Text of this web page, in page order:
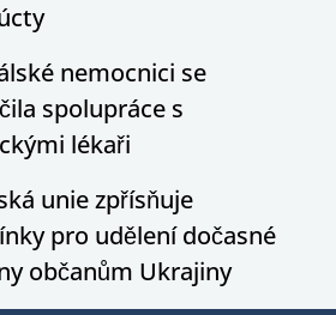
nemocnici se
spolupráce s
lékaři
unie zpřísňuje
pro udělení dočasné
občanům Ukrajiny